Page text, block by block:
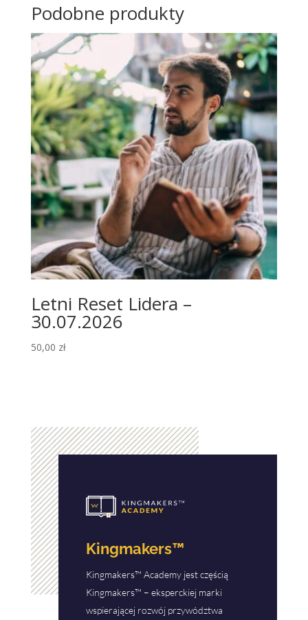
Podobne produkty
Letni Reset Lidera –
30.07.2026
50,00 zł
Kingmakers™
Kingmakers™ Academy jest częścią
Kingmakers™ – eksperckiej marki
wspierającej rozwój przywództwa